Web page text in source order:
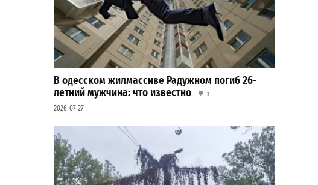
В одесском жилмассиве Радужном погиб 26-
летний мужчина: что известно
3
2026-07-27